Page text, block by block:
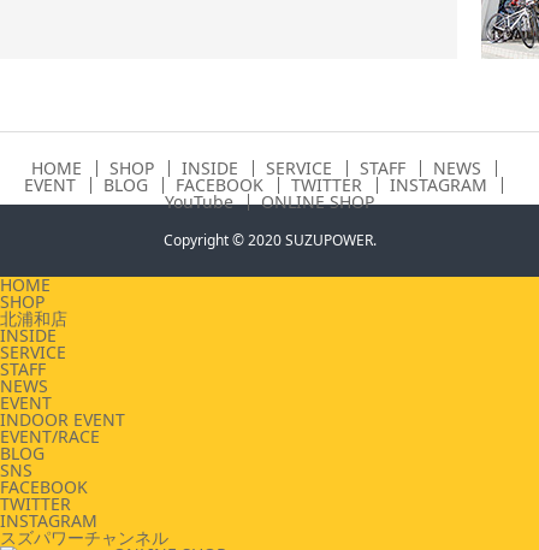
HOME SHOP INSIDE SERVICE STAFF NEWS
EVENT BLOG FACEBOOK TWITTER INSTAGRAM
YouTube ONLINE SHOP
Copyright © 2020 SUZUPOWER.
HOME
SHOP
北浦和店
INSIDE
SERVICE
STAFF
NEWS
EVENT
INDOOR EVENT
EVENT/RACE
BLOG
SNS
FACEBOOK
TWITTER
INSTAGRAM
スズパワーチャンネル